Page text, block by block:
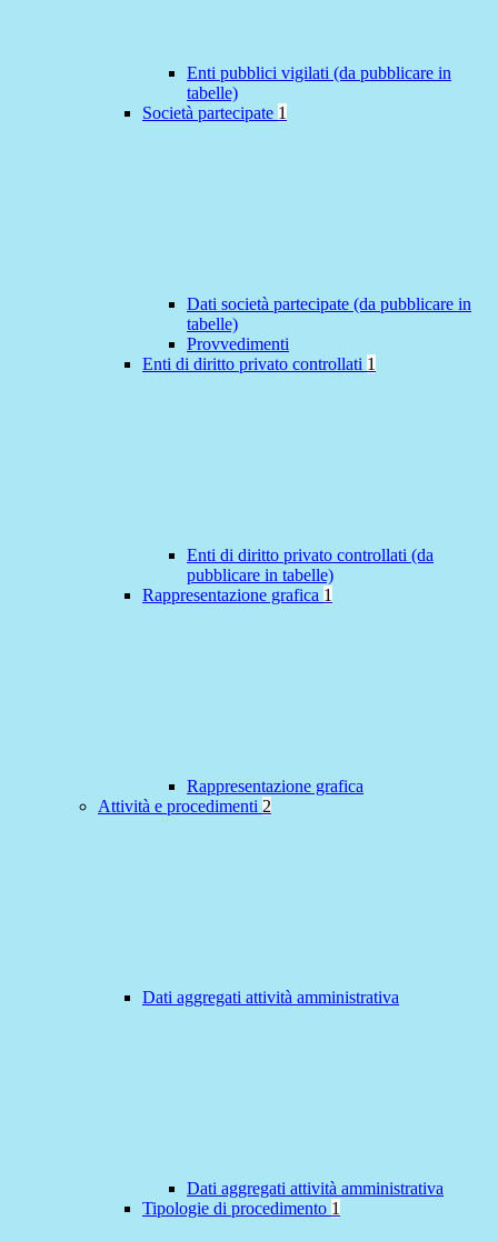
Enti pubblici vigilati (da pubblicare in
tabelle)
Società partecipate 1
Dati società partecipate (da pubblicare in
tabelle)
Provvedimenti
Enti di diritto privato controllati 1
Enti di diritto privato controllati (da
pubblicare in tabelle)
Rappresentazione grafica 1
Rappresentazione grafica
Attività e procedimenti 2
Dati aggregati attività amministrativa
Dati aggregati attività amministrativa
Tipologie di procedimento 1